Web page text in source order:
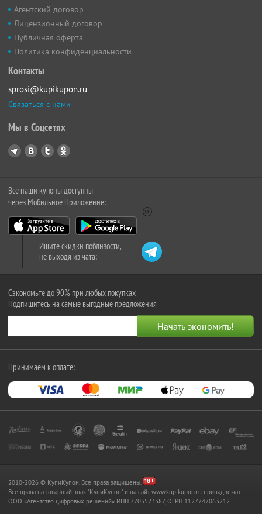
Агентский договор
Лицензионный договор
Публичная оферта
Политика конфиденциальности
Контакты
sprosi@kupikupon.ru
Связаться с нами
Мы в Соцсетях
Все наши купоны доступны
через Мобильное Приложение:
Ищите скидки поблизости,
не выходя из чата:
Сэкономьте до 90% при любых покупках
Подпишитесь на самые выгодные предложения
Принимаем к оплате:
2010-2026 © КупиКупон. Все права защищены.
Все права на товарный знак "КупиКупон" и на сайт www.kupikupon.ru принадлежат
OOO «Агентство цифровых решений» ИНН 7705523387, ОГРН 1127747063212